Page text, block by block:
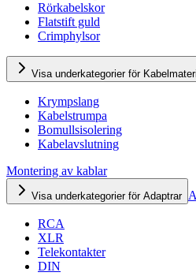
Rörkabelskor
Flatstift guld
Crimphylsor
Visa underkategorier för
Krympslang
Kabelstrumpa
Bomullsisolering
Kabelavslutning
Montering av kablar
Visa underkategorier för Adaptrar
RCA
XLR
Telekontakter
DIN